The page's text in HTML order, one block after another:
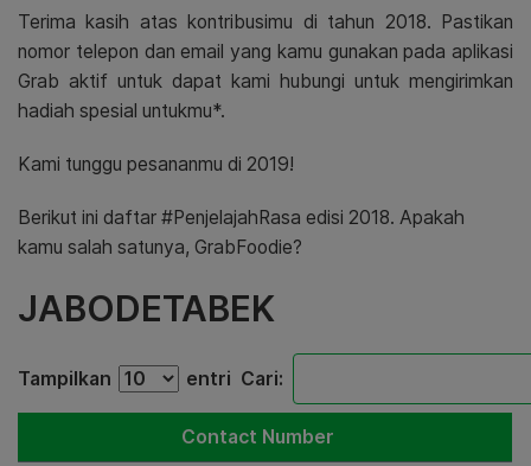
Terima kasih atas kontribusimu di tahun 2018. Pastikan
nomor telepon dan email yang kamu gunakan pada aplikasi
Grab aktif untuk dapat kami hubungi untuk mengirimkan
hadiah spesial untukmu*.
Kami tunggu pesananmu di 2019!
Berikut ini daftar #PenjelajahRasa edisi 2018. Apakah
kamu salah satunya, GrabFoodie?
JABODETABEK
Tampilkan entri Cari:
Contact Number